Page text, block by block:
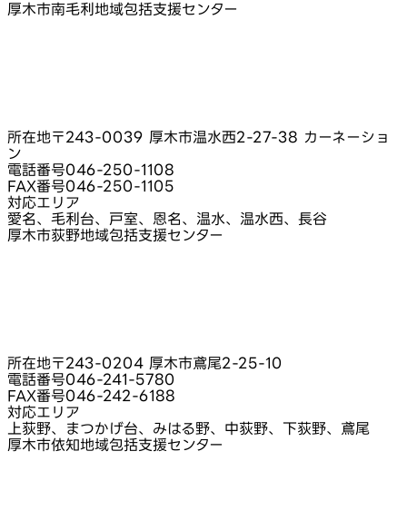
厚木市南毛利地域包括支援センター
所在地〒243-0039 厚木市温水西2-27-38 カーネーショ
ン
電話番号046-250-1108
FAX番号046-250-1105
対応エリア
愛名、毛利台、戸室、恩名、温水、温水西、長谷
厚木市荻野地域包括支援センター
所在地〒243-0204 厚木市鳶尾2-25-10
電話番号046-241-5780
FAX番号046-242-6188
対応エリア
上荻野、まつかげ台、みはる野、中荻野、下荻野、鳶尾
厚木市依知地域包括支援センター